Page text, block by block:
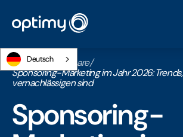
Deutsch
Startseite/Webinare/
Sponsoring-Marketing im Jahr 2026:
vernachlässigen sind
Sponsoring-